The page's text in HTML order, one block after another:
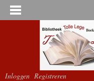
Inloggen Registreren